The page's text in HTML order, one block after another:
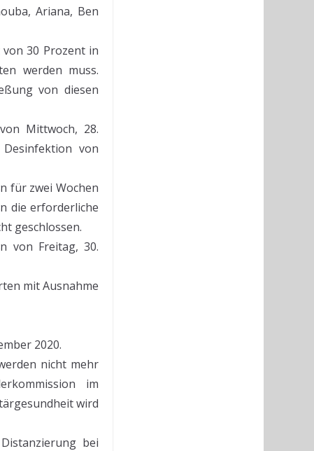
Ariana, Ben
30 Prozent in
werden muss.
von diesen
Mittwoch, 28.
von
für zwei Wochen
die erforderliche
geschlossen.
von Freitag, 30.
mit Ausnahme
2020.
nicht mehr
im
wird
bei